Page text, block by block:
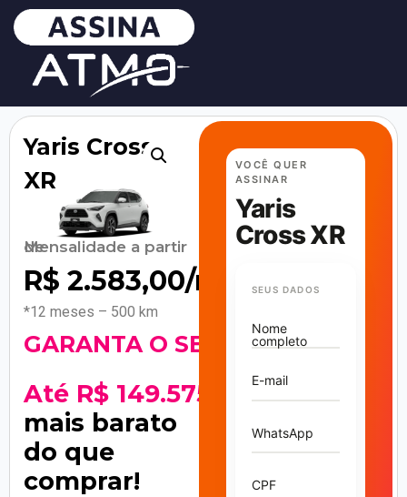
Yaris Cross
XR
Mensalidade a partir de
R$ 2.583,00/mês
*12 meses – 500 km
GARANTA O SEU!
Até R$ 149.575
mais barato
do que
comprar!
VOCÊ QUER
ASSINAR
Yaris
Cross XR
SEUS DADOS
Nome
completo
E-mail
WhatsApp
CPF